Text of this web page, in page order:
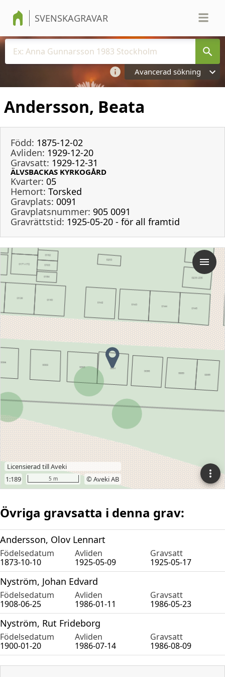
SVENSKAGRAVAR
Avancerad sökning
Andersson, Beata
Född: 1875-12-02
Avliden: 1929-12-20
Gravsatt: 1929-12-31
ÄLVSBACKAS KYRKOGÅRD
Kvarter: 05
Hemort: Torsked
Gravplats: 0091
Gravplatsnummer: 905 0091
Gravrättstid: 1925-05-20 - för all framtid
Övriga gravsatta i denna grav:
Andersson, Olov Lennart
Födelsedatum Avliden
Gravsatt
1873-10-10
1925-05-09 1925-05-17
Nyström, Johan Edvard
Födelsedatum Avliden
Gravsatt
1908-06-25
1986-01-11 1986-05-23
Nyström, Rut Frideborg
Födelsedatum Avliden
Gravsatt
1900-01-20
1986-07-14 1986-08-09